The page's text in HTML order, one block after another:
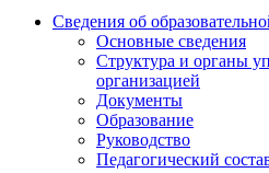
Сведения об
Основные сведения
Структура и органы
организацией
Документы
Образование
Руководство
Педагогический